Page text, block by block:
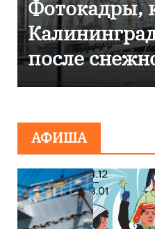
как
завалило
бурана
АФИША